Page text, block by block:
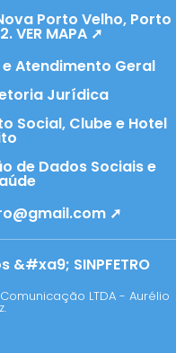
Porto Velho, Porto
VER MAPA ➚
Atendimento Geral
Jurídica
Social, Clube e Hotel
de Dados Sociais e
➚
SINPFETRO
LTDA - Aurélio